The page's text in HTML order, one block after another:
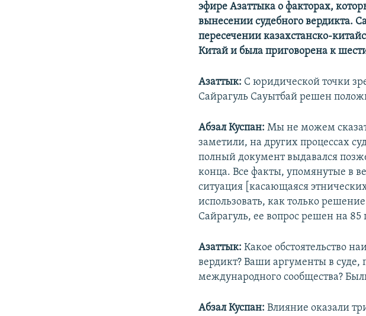
эфире Азаттыка о факторах,
вынесении судебного вердикта.
пересечении казахстанско-
Китай и была приговорена к
Азаттык: С юридической точки
Сайрагуль Сауытбай решен
Абзал Куспан: Мы не можем
заметили, на других процессах
полный документ выдавался
конца. Все факты, упомянутые в
ситуация [касающаяся
использовать, как только
Сайрагуль, ее вопрос решен на 85
Азаттык: Какое обстоятельство
вердикт? Ваши аргументы в суде,
международного сообщества?
Абзал Куспан: Влияние оказали